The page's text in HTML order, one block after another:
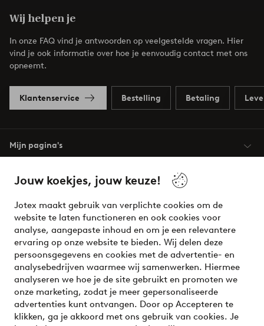
Jouw koekjes, jouw keuze!
Jotex maakt gebruik van verplichte cookies om de
website te laten functioneren en ook cookies voor
analyse, aangepaste inhoud en om je een relevantere
ervaring op onze website te bieden. Wij delen deze
persoonsgegevens en cookies met de advertentie- en
analysebedrijven waarmee wij samenwerken. Hiermee
analyseren we hoe je de site gebruikt en promoten we
onze marketing, zodat je meer gepersonaliseerde
advertenties kunt ontvangen. Door op Accepteren te
klikken, ga je akkoord met ons gebruik van cookies. Je
Wij helpen je
In onze FAQ vind je antwoorden op veelgestelde vragen. Hier
vind je ook informatie over hoe je eenvoudig contact met ons
opneemt.
Klantenservice Bestelling Betaling
Mijn pagina's
Over Jotex
Onze diensten
Voorwaarden
Meet our friend Ellos
Welcome to Ellos, the Nordic destination for fashion and
beauty! Get a clean, modern aesthetic and unique style for